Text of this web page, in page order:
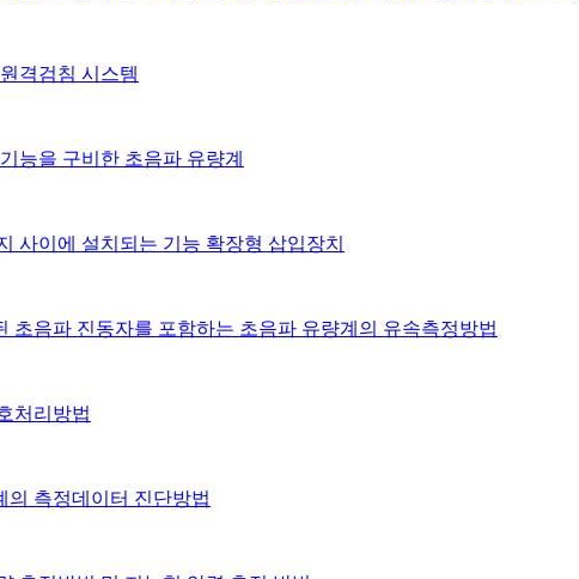
격검침 시스템
능을 구비한 초음파 유량계
사이에 설치되는 기능 확장형 삽입장치
초음파 진동자를 포함하는 초음파 유량계의 유속측정방법
처리방법
의 측정데이터 진단방법